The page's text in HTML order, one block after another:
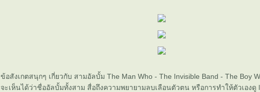
ข้อสังเกตสนุกๆ เกี่ยวกับ สามอัลบั้ม The Man Who - The Invisible Band - The Boy
จะเห็นได้ว่าชื่ออัลบั้มทั้งสาม สื่อถึงความพยายามลบเลือนตัวตน หรือการทำให้ตัวเองดู